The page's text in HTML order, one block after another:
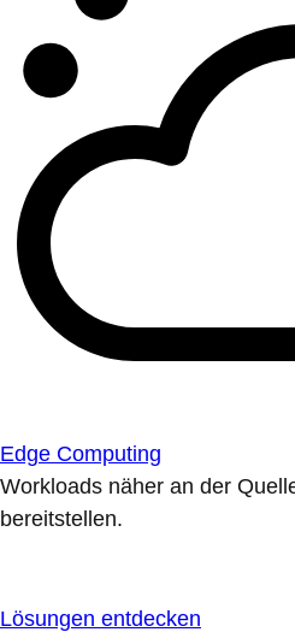
Edge Computing
Workloads näher an der
bereitstellen.
Lösungen entdecken